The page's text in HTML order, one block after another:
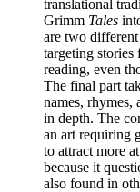
translational
Grimm Tales
are two different
targeting stories
reading, even
The final part
names, rhymes,
in depth. The
an art requiring
to attract more
because it
also found in